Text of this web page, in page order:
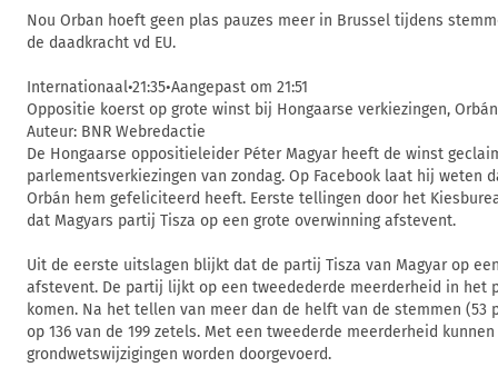
Nou Orban hoeft geen plas pauzes meer in Brussel tijdens
de daadkracht vd EU.
Internationaal•21:35•Aangepast om 21:51
Oppositie koerst op grote winst bij Hongaarse verkiezingen,
Auteur: BNR Webredactie
De Hongaarse oppositieleider Péter Magyar heeft de winst
parlementsverkiezingen van zondag. Op Facebook laat hij weten
Orbán hem gefeliciteerd heeft. Eerste tellingen door het
dat Magyars partij Tisza op een grote overwinning afstevent.
Uit de eerste uitslagen blijkt dat de partij Tisza van Magyar op
afstevent. De partij lijkt op een tweedederde meerderheid in het
komen. Na het tellen van meer dan de helft van de stemmen (53
op 136 van de 199 zetels. Met een tweederde meerderheid kunnen
grondwetswijzigingen worden doorgevoerd.